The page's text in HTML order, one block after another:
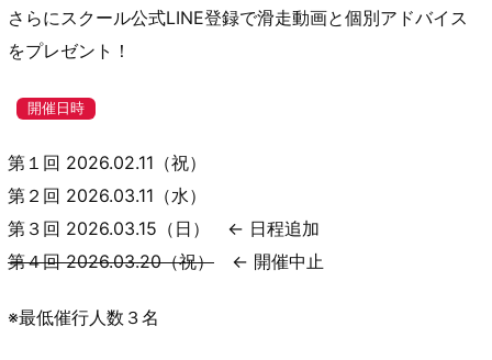
さらにスクール公式LINE登録で滑走動画と個別アドバイス
をプレゼント！
開催日時
第１回 2026.02.11（祝）
第２回 2026.03.11（水）
第３回 2026.03.15（日） ← 日程追加
第４回 2026.03.20（祝） ← 開催中止
※最低催行人数３名